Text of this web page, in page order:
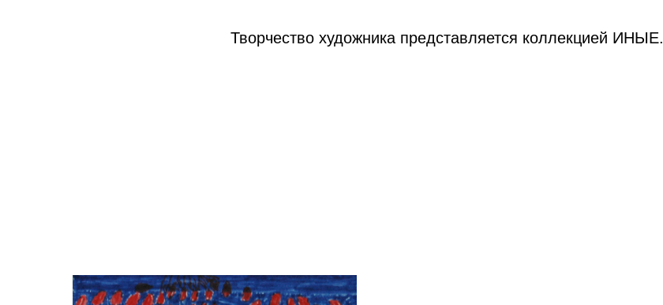
Творчество художника представляется коллекцией ИНЫЕ.